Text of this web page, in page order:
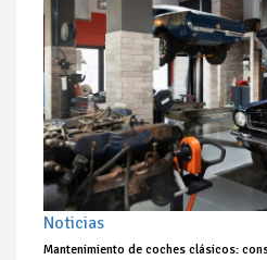
Noticias
Mantenimiento de coches clásicos: